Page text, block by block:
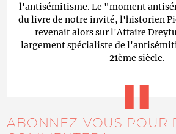
l'antisémitisme. Le "moment
du livre de notre invité, l'historien
revenait alors sur l'Affaire
largement spécialiste de
21ème siècle.
ABONNEZ-VOUS POUR